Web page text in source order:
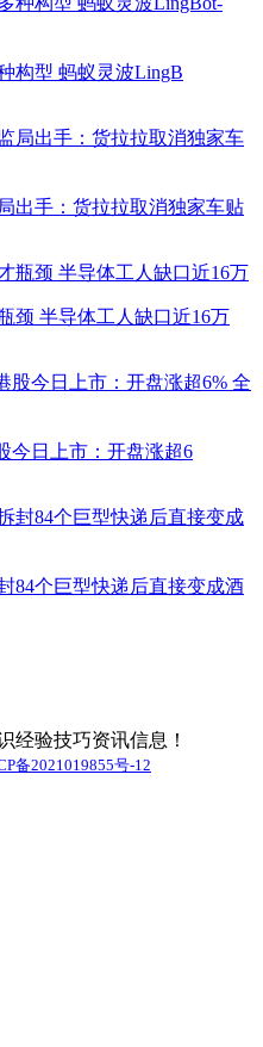
构型 蚂蚁灵波LingB
出手：货拉拉取消独家车贴
颈 半导体工人缺口近16万
今日上市：开盘涨超6
84个巨型快递后直接变成酒
经验技巧资讯信息！
备2021019855号-12